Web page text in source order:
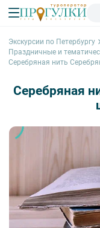
Экскурсии по Петербургу
Праздничные и
Серебряная нить
Серебряная